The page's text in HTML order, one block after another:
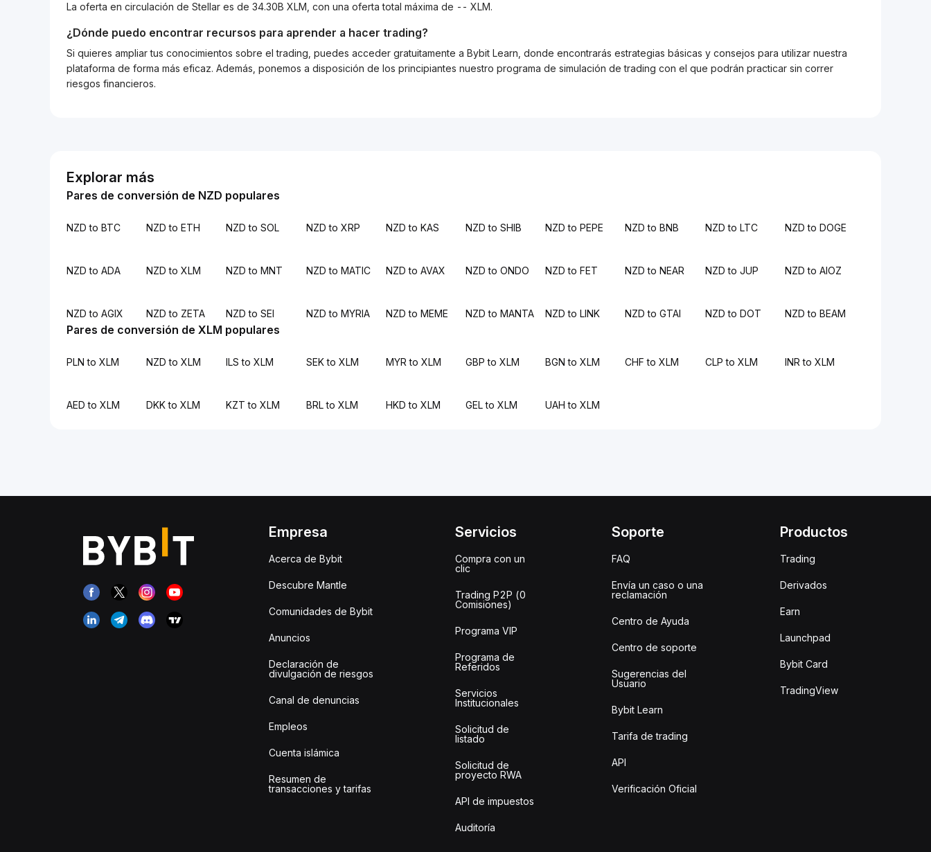
La oferta en circulación de Stellar es de 34.30B XLM, con una oferta total máxima de -- XLM.
¿Dónde puedo encontrar recursos para aprender a hacer trading?
Si quieres ampliar tus conocimientos sobre el trading, puedes acceder gratuitamente a Bybit Learn, donde encontrarás estrategias básicas y consejos para utilizar nuestra
plataforma de forma más eficaz. Además, ponemos a disposición de los principiantes nuestro programa de simulación de trading con el que podrán practicar sin correr
riesgos financieros.
Explorar más
Pares de conversión de NZD populares
NZD to BTC NZD to ETH NZD to SOL NZD to XRP NZD to KAS NZD to SHIB NZD to PEPE NZD to BNB NZD to LTC NZD to DOGE
NZD to ADA NZD to XLM NZD to MNT NZD to MATIC NZD to AVAX NZD to ONDO NZD to FET NZD to NEAR NZD to JUP NZD to AIOZ
NZD to AGIX NZD to ZETA NZD to SEI NZD to MYRIA NZD to MEME NZD to MANTA NZD to LINK NZD to GTAI NZD to DOT NZD to BEAM
Pares de conversión de XLM populares
PLN to XLM NZD to XLM ILS to XLM SEK to XLM MYR to XLM GBP to XLM BGN to XLM CHF to XLM CLP to XLM INR to XLM
AED to XLM DKK to XLM KZT to XLM BRL to XLM HKD to XLM GEL to XLM UAH to XLM
Empresa
Acerca de Bybit
Descubre Mantle
Comunidades de Bybit
Anuncios
Declaración de
divulgación de riesgos
Canal de denuncias
Empleos
Cuenta islámica
Resumen de
transacciones y tarifas
Servicios
Compra con un
clic
Trading P2P (0
Comisiones)
Programa VIP
Programa de
Referidos
Servicios
Institucionales
Solicitud de
listado
Solicitud de
proyecto RWA
API de impuestos
Auditoría
Soporte
FAQ
Envía un caso o una
reclamación
Centro de Ayuda
Centro de soporte
Sugerencias del
Usuario
Bybit Learn
Tarifa de trading
API
Verificación Oficial
Productos
Trading
Derivados
Earn
Launchpad
Bybit Card
TradingView